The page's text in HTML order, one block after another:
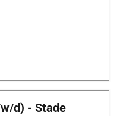
d) - Stade